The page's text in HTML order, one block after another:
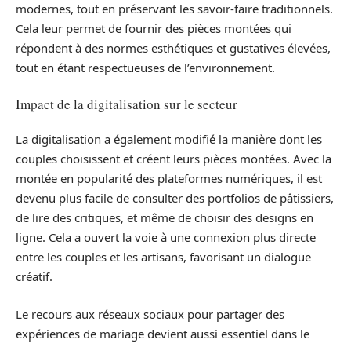
modernes, tout en préservant les savoir-faire traditionnels.
Cela leur permet de fournir des pièces montées qui
répondent à des normes esthétiques et gustatives élevées,
tout en étant respectueuses de l’environnement.
Impact de la digitalisation sur le secteur
La digitalisation a également modifié la manière dont les
couples choisissent et créent leurs pièces montées. Avec la
montée en popularité des plateformes numériques, il est
devenu plus facile de consulter des portfolios de pâtissiers,
de lire des critiques, et même de choisir des designs en
ligne. Cela a ouvert la voie à une connexion plus directe
entre les couples et les artisans, favorisant un dialogue
créatif.
Le recours aux réseaux sociaux pour partager des
expériences de mariage devient aussi essentiel dans le